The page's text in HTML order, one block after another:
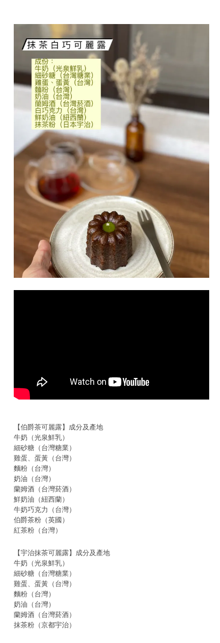
【伯爵茶可麗露】成分及產地
牛奶（光泉鮮乳）
細砂糖（台灣糖業）
雞蛋、蛋黃（台灣）
麵粉（台灣）
奶油（台灣）
蘭姆酒（台灣菸酒）
鮮奶油（紐西蘭）
牛奶巧克力（台灣）
伯爵茶粉（英國）
紅茶粉（台灣）
【宇治抹茶可麗露】成分及產地
牛奶（光泉鮮乳）
細砂糖（台灣糖業）
雞蛋、蛋黃（台灣）
麵粉（台灣）
奶油（台灣）
蘭姆酒（台灣菸酒）
抹茶粉（京都宇治）